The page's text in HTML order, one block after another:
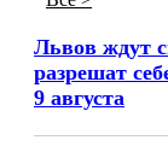
Львов ждут
разрешат
9 августа